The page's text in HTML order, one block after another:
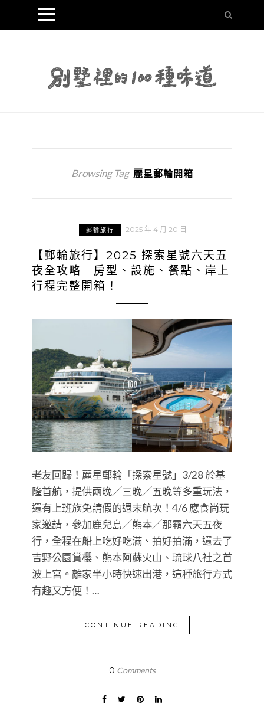
Browsing Tag 麗星郵輪開箱
郵輪旅行 2025 年 4 月 20 日
【郵輪旅行】2025 探索星號六天五
夜全攻略｜房型、設施、餐點、岸上
行程完整開箱！
老友回歸！麗星郵輪「探索星號」3/28 於基
隆首航，提供兩晚／三晚／五晚等多重玩法，
還有上班族免請假的週末航次！4/6 應食尚玩
家邀請，參加鹿兒島／熊本／那霸六天五夜
行，全程在船上吃好吃滿、拍好拍滿，還去了
吉野公園賞櫻、熊本阿蘇火山、琉球八社之首
波上宮。離家半小時快速出港，這種旅行方式
有趣又方便！…
CONTINUE READING
0 Comments